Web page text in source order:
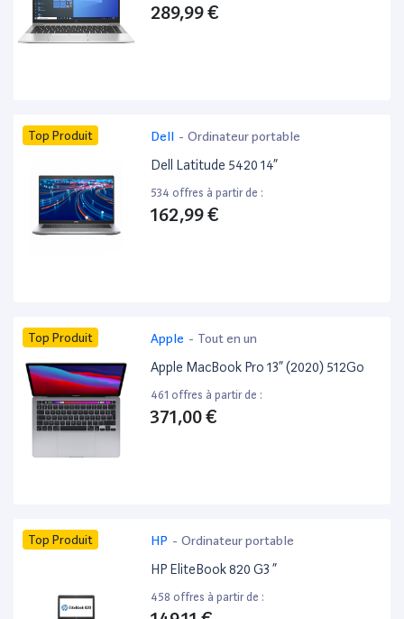
289,99 €
Top Produit Dell - Ordinateur portable
Dell Latitude 5420 14”
534 offres à partir de :
162,99 €
Top Produit Apple - Tout en un
Apple MacBook Pro 13” (2020) 512Go
461 offres à partir de :
371,00 €
Top Produit HP - Ordinateur portable
HP EliteBook 820 G3 ”
458 offres à partir de :